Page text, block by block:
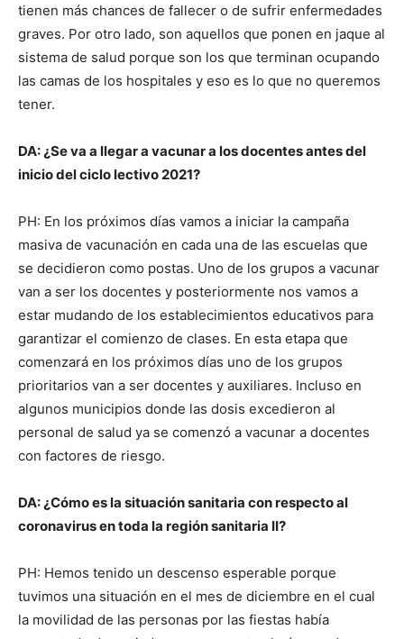
tienen más chances de fallecer o de sufrir enfermedades
graves. Por otro lado, son aquellos que ponen en jaque al
sistema de salud porque son los que terminan ocupando
las camas de los hospitales y eso es lo que no queremos
tener.
DA: ¿Se va a llegar a vacunar a los docentes antes del
inicio del ciclo lectivo 2021?
PH: En los próximos días vamos a iniciar la campaña
masiva de vacunación en cada una de las escuelas que
se decidieron como postas. Uno de los grupos a vacunar
van a ser los docentes y posteriormente nos vamos a
estar mudando de los establecimientos educativos para
garantizar el comienzo de clases. En esta etapa que
comenzará en los próximos días uno de los grupos
prioritarios van a ser docentes y auxiliares. Incluso en
algunos municipios donde las dosis excedieron al
personal de salud ya se comenzó a vacunar a docentes
con factores de riesgo.
DA: ¿Cómo es la situación sanitaria con respecto al
coronavirus en toda la región sanitaria II?
PH: Hemos tenido un descenso esperable porque
tuvimos una situación en el mes de diciembre en el cual
la movilidad de las personas por las fiestas había